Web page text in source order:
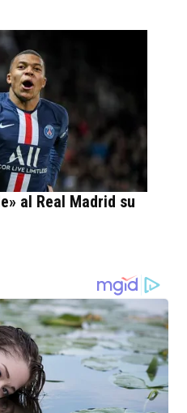
al Real Madrid su